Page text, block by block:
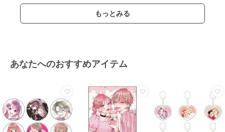
もっとみる
あなたへのおすすめアイテム